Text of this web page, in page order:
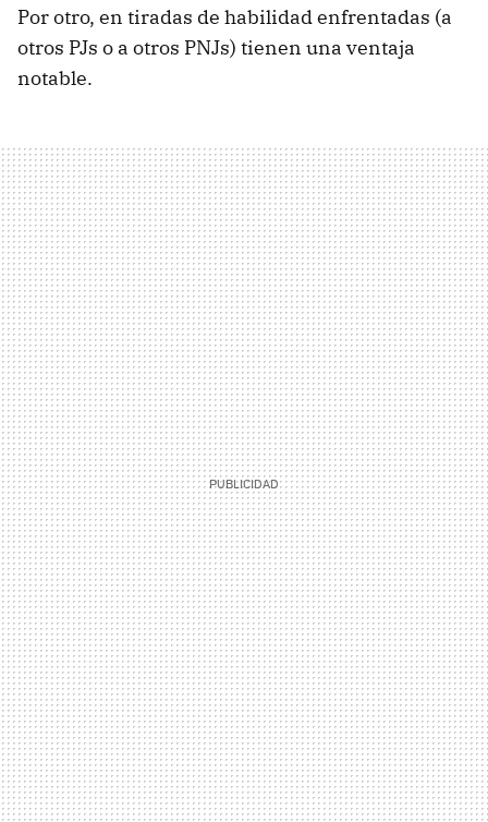
Por otro, en tiradas de habilidad enfrentadas (a
otros PJs o a otros PNJs) tienen una ventaja
notable.